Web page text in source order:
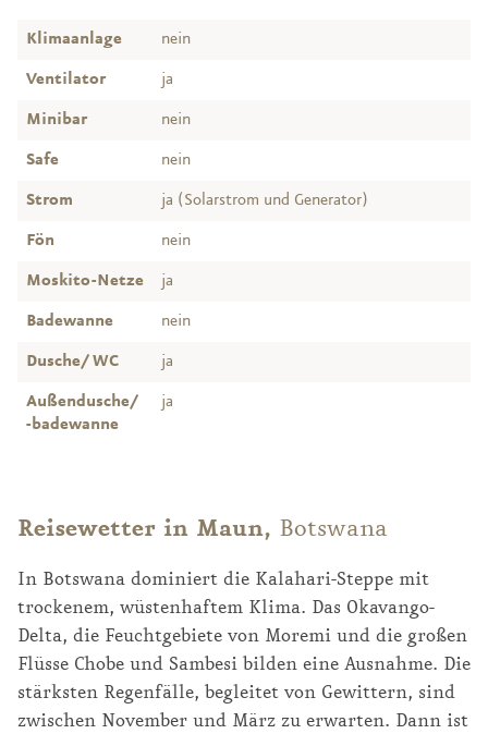
Klimaanlage nein
Ventilator ja
Minibar nein
Safe nein
Strom ja (Solarstrom und Generator)
Fön nein
Moskito-Netze ja
Badewanne nein
Dusche/ WC ja
Außendusche/
-badewanne
ja
Reisewetter in Maun, Botswana
In Botswana dominiert die Kalahari-Steppe mit
trockenem, wüstenhaftem Klima. Das Okavango-
Delta, die Feuchtgebiete von Moremi und die großen
Flüsse Chobe und Sambesi bilden eine Ausnahme. Die
stärksten Regenfälle, begleitet von Gewittern, sind
zwischen November und März zu erwarten. Dann ist